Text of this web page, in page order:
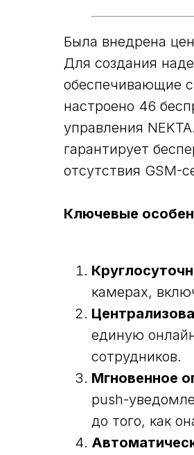
Была внедрена
Для создания
обеспечивающие
настроено 46
управления
гарантирует
отсутствия GSM-
Ключевые
камерах,
единую
сотрудников.
Мгновенное
push-
до того, как